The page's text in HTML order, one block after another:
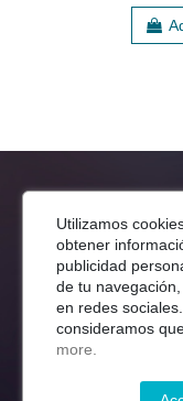
SHOP
Menaje Mesa
Para Tu Cocina
Decoracion
Jardín
Utilizamos
obtener
publicidad
de tu
en redes
consideramos
more.